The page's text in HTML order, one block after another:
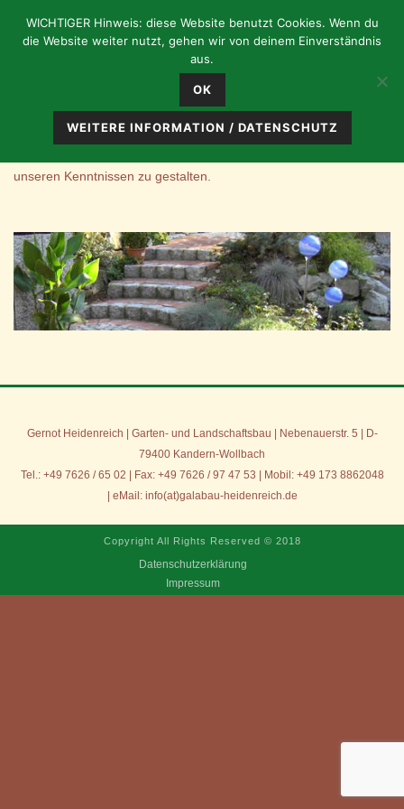
HERZLICH WILLOMMEN !
unseren Kenntnissen zu gestalten.
Gernot Heidenreich | Garten- und Landschaftsbau | Nebenauerstr. 5 | D-
79400 Kandern-Wollbach
Tel.: +49 7626 / 65 02 | Fax: +49 7626 / 97 47 53 | Mobil: +49 173 8862048
| eMail: info(at)galabau-heidenreich.de
Copyright All Rights Reserved © 2018
Datenschutzerklärung
Impressum
WICHTIGER Hinweis: diese Website benutzt Cookies. Wenn du
die Website weiter nutzt, gehen wir von deinem Einverständnis
aus.
OK
WEITERE INFORMATION / DATENSCHUTZ